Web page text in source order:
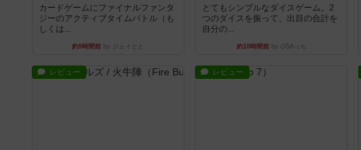
カードゲームにファイナルファンタ
ジーのアクティブタイムバトル（も
しくは...
約9時間前 by ジェイとと
とてもシンプルなダイスゲーム。2
つのダイスを振って、出目の合計を
自分の...
約10時間前by OSAっち
レビュー レビュー